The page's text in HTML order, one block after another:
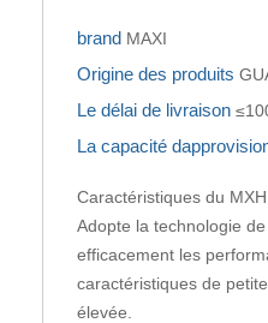
brand MAXI
Origine des produits
Le délai de livraison
La capacité
Caractéristiques du
Adopte la technologie
efficacement les
caractéristiques de
élevée.